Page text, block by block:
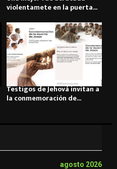
violentamete en la puerta...
Testigos de Jehová invitan a
la conmemoración de...
agosto 2026